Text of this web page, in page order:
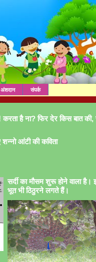
अंशदान संपर्क
है ना? फिर देर किस बात की,
आंटी की कविता
सर्दी का मौसम शुरू होने वाला है।
भूत भी ठिठुरने लगते हैं।